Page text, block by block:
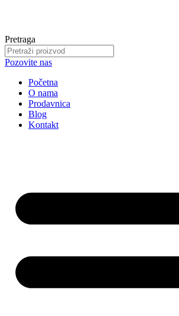
Pretraga
Pozovite nas
Početna
O nama
Prodavnica
Blog
Kontakt